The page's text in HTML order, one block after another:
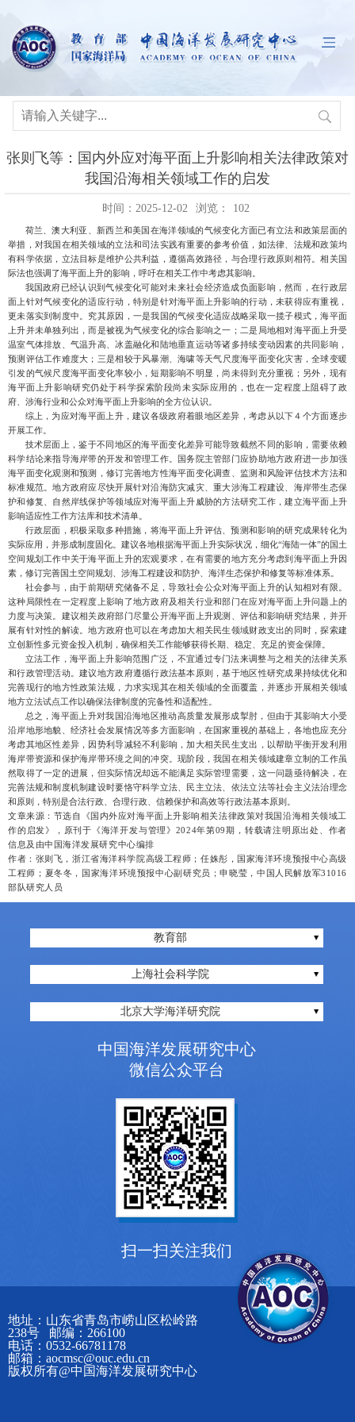
张则飞等：国内外应对海平面上升影响相关法律政策对
我国沿海相关领域工作的启发
时间：2025-12-02 浏览： 102
荷兰、澳大利亚、新西兰和美国在海洋领域的气候变化方面已有立法和政策层面的
举措，对我国在相关领域的立法和司法实践有重要的参考价值， 如法律、法规和政策均
有科学依据，立法目标是维护公共利益，遵循高效路径，与合理行政原则相符。相关国
际法也强调了海平面上升的影响，呼吁在相关工作中考虑其影响。
我国政府已经认识到气候变化可能对未来社会经济造成负面影响，然而，在行政层
面上针对气候变化的适应行动，特别是针对海平面上升影响的行动，未获得应有重视，
更未落实到制度中。究其原因，一是我国的气候变化适应战略采取一揽子模式，海平面
上升并未单独列出，而是被视为气候变化的综合影响之一；二是局地相对海平面上升受
温室气体排放、气温升高、冰盖融化和陆地垂直运动等诸多持续变动因素的共同影响，
预测评估工作难度大；三是相较于风暴潮、海啸等天气尺度海平面变化灾害，全球变暖
引发的气候尺度海平面变化率较小，短期影响不明显，尚未得到充分重视；另外，现有
海平面上升影响研究仍处于科学探索阶段尚未实际应用的，也在一定程度上阻碍了政
府、涉海行业和公众对海平面上升影响的全方位认识。
综上，为应对海平面上升，建议各级政府着眼地区差异，考虑从以下４个方面逐步
开展工作。
技术层面上 ，鉴于不同地区的海平面变化差异可能导致截然不同的影响，需要依赖
科学结论来指导海岸带的开发和管理工作。
国务院主管部门应协助地方政府进一步加强
海平面变化观测和预测，修订完善地方性海平面变化调查、监测和风险评估技术方法和
标准规范。地方政府应尽快开展针对沿海防灾减灾、重大涉海工程建设、海岸带生态保
护和修复、自然岸线保护等领域应对海平面上升威胁的方法研究工作，建立海平面上升
影响适应性工作方法库和技术清单。
行政层面 ，积极采取多种措施，将海平面上升评估、预测和影响的研究成果转化为
实际应用，并形成制度固化。 建议各地根据海平面上升实际状况，细化“海陆一体”的国土
空间规划工作中关于海平面上升的宏观要求，在有需要的地方充分考虑到海平面上升因
素，修订完善国土空间规划、涉海工程建设和防护、海洋生态保护和修复等标准体系。
社会参与 ，由于前期研究储备不足，导致社会公众对海平面上升的认知相对有限。
这种局限性在一定程度上影响了地方政府及相关行业和部门在应对海平面上升问题上的
力度与决策。建议相关政府部门尽量公开海平面上升观测、评估和影响研究结果，并开
展有针对性的解读。地方政府也可以在考虑加大相关民生领域财政支出的同时，探索建
立创新性多元资金投入机制，确保相关工作能够获得长期、稳定、充足的资金保障。
立法工作 ，海平面上升影响范围广泛，不宜通过专门法来调整与之相关的法律关系
和行政管理活动。建议地方政府遵循行政法基本原则，基于地区性研究成果持续优化和
完善现行的地方性政策法规，力求实现其在相关领域的全面覆盖，并逐步开展相关领域
地方立法试点工作以确保法律制度的完备性和适配性。
总之，海平面上升对我国沿海地区推动高质量发展形成掣肘，但由于其影响大小受
沿岸地形地貌、经济社会发展情况等多方面影响，在国家重视的基础上，各地也应充分
考虑其地区性差异，因势利导减轻不利影响，加大相关民生支出，以帮助平衡开发利用
海岸带资源和保护海岸带环境之间的冲突。现阶段，我国在相关领域建章立制的工作虽
然取得了一定的进展，但实际情况却远不能满足实际管理需要，这一问题亟待解决，在
完善法规和制度机制建设时要恪守科学立法、民主立法、依法立法等社会主义法治理念
和原则，特别是合法行政、 合理行政、信赖保护和高效等行政法基本原则。
文章来源： 节选自《国内外应对海平面上升影响相关法律政策对我国沿海相关领域工
作的启发》，原刊于《海洋开发与管理》 2024年第09期， 转载请注明原出处、作者
信息及由中国海洋发展研究中心编排
作者： 张则飞，浙江省海洋科学院高级工程师；任姝彤，国家海洋环境预报中心高级
工程师；夏冬冬，国家海洋环境预报中心副研究员；申晓莹，中国人民解放军31016
部队研究人员
教育部
上海社会科学院
北京大学海洋研究院
中国海洋发展研究中心
微信公众平台
扫一扫关注我们
地址：山东省青岛市崂山区松岭路
238号 邮编：266100
电话：0532-66781178
邮箱：aocmsc@ouc.edu.cn
版权所有@中国海洋发展研究中心